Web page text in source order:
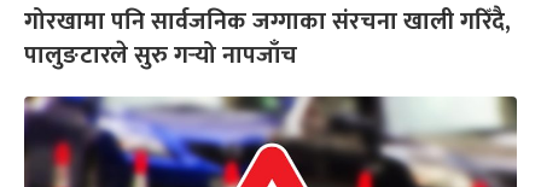
गोरखामा पनि सार्वजनिक जग्गाका संरचना खाली गरिँदै,
पालुङटारले सुरु गर्‍यो नापजाँच